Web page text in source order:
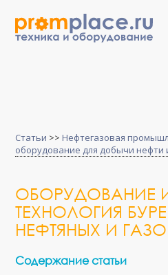
Статьи >> Нефтегазовая
оборудование для добычи нефти
ОБОРУДОВАНИЕ
ТЕХНОЛОГИЯ
НЕФТЯНЫХ И
Содержание статьи